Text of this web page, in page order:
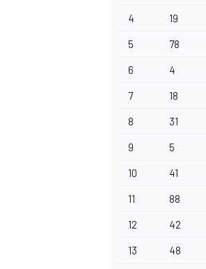
4 19
5 78
6 4
7 18
8 31
9 5
10 41
11 88
12 42
13 48